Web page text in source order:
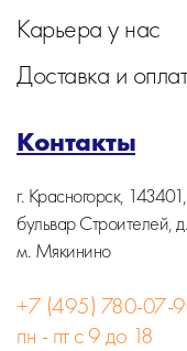
Карьера у нас
Доставка и
Контакты
г. Красногорск, 143401,
бульвар Строителей,
м. Мякинино
+7 (495) 780-07-
пн - пт с 9 до 18